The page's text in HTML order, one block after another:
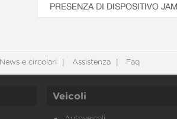
PRESENZA DI DISPOSITIVO
News e circolari Assistenza Faq
Veicoli